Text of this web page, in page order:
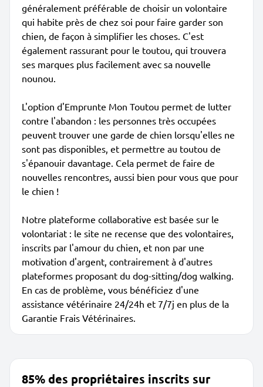
généralement préférable de choisir un volontaire
qui habite près de chez soi pour faire garder son
chien, de façon à simplifier les choses. C'est
également rassurant pour le toutou, qui trouvera
ses marques plus facilement avec sa nouvelle
nounou.
L'option d'Emprunte Mon Toutou permet de lutter
contre l'abandon : les personnes très occupées
peuvent trouver une garde de chien lorsqu'elles ne
sont pas disponibles, et permettre au toutou de
s'épanouir davantage. Cela permet de faire de
nouvelles rencontres, aussi bien pour vous que pour
le chien !
Notre plateforme collaborative est basée sur le
volontariat : le site ne recense que des volontaires,
inscrits par l'amour du chien, et non par une
motivation d'argent, contrairement à d'autres
plateformes proposant du dog-sitting/dog walking.
En cas de problème, vous bénéficiez d'une
assistance vétérinaire 24/24h et 7/7j en plus de la
Garantie Frais Vétérinaires.
85% des propriétaires inscrits sur